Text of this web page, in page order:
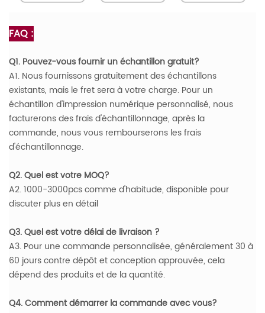
FAQ :
Q1. Pouvez-vous fournir un échantillon gratuit?
A1. Nous fournissons gratuitement des échantillons
existants, mais le fret sera à votre charge. Pour un
échantillon d'impression numérique personnalisé, nous
facturerons des frais d'échantillonnage, après la
commande, nous vous rembourserons les frais
d'échantillonnage.
Q2. Quel est votre MOQ?
A2. 1000-3000pcs comme d'habitude, disponible pour
discuter plus en détail
Q3. Quel est votre délai de livraison ?
A3. Pour une commande personnalisée, généralement 30 à
60 jours contre dépôt et conception approuvée, cela
dépend des produits et de la quantité.
Q4. Comment démarrer la commande avec vous?